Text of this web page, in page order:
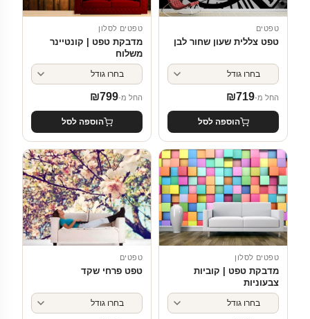
טפטים
טפט צללית שעון שחור לבן
החל מ- ₪719
הוספה לסל
טפטים לסלון
מדבקת טפט | קונטיינר
משלוח
החל מ- ₪799
הוספה לסל
טפטים לסלון
מדבקת טפט | קוביות
צבעוניות
טפטים
טפט פרחי שקד